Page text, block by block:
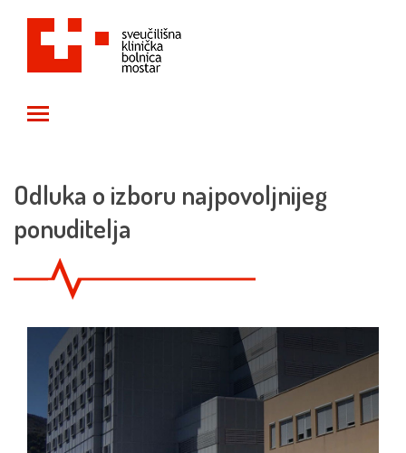
Odluka o izboru najpovoljnijeg
ponuditelja